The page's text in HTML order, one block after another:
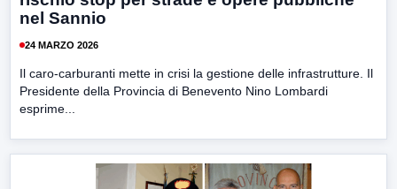
nel Sannio
24 MARZO 2026
Il caro-carburanti mette in crisi la gestione delle infrastrutture. Il
Presidente della Provincia di Benevento Nino Lombardi
esprime...